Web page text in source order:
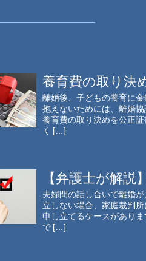
養育費の取り決
離婚後、子どもの養育に
抱えないためには、離婚
養育費の取り決めを公正
く […]
【弁護士が解説
夫婦間の話し合いで離婚
立しない場合、家庭裁判
申し立てるケースがあり
で […]